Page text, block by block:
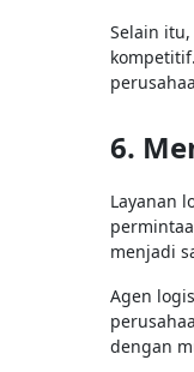
Selain
6.
Layanan
menjadi
Agen
dengan